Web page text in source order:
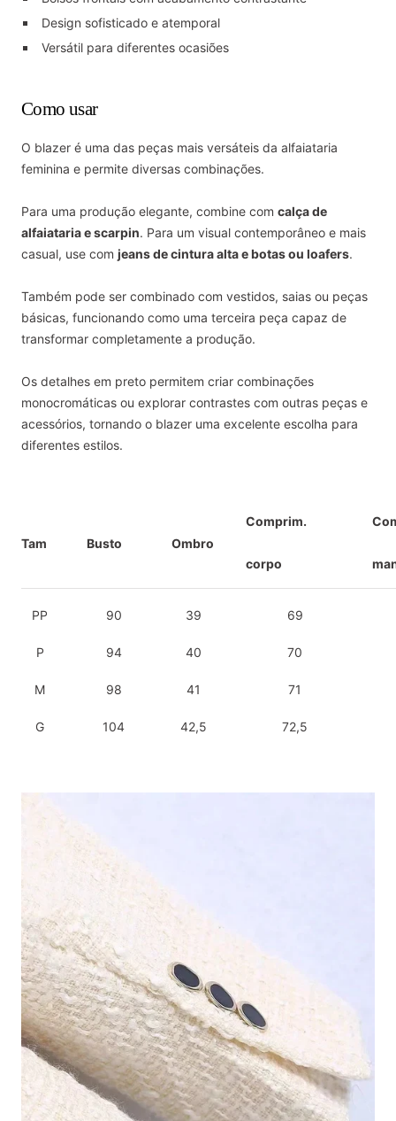
Design sofisticado e atemporal
Versátil para diferentes ocasiões
Como usar
O blazer é uma das peças mais versáteis da alfaiataria
feminina e permite diversas combinações.
Para uma produção elegante, combine com calça de
alfaiataria e scarpin. Para um visual contemporâneo e mais
casual, use com jeans de cintura alta e botas ou loafers.
Também pode ser combinado com vestidos, saias ou peças
básicas, funcionando como uma terceira peça capaz de
transformar completamente a produção.
Os detalhes em preto permitem criar combinações
monocromáticas ou explorar contrastes com outras peças e
acessórios, tornando o blazer uma excelente escolha para
diferentes estilos.
Tam Busto Ombro
Comprim.
corpo
PP 90 39 69
P 94 40 70
M 98 41 71
G 104 42,5 72,5